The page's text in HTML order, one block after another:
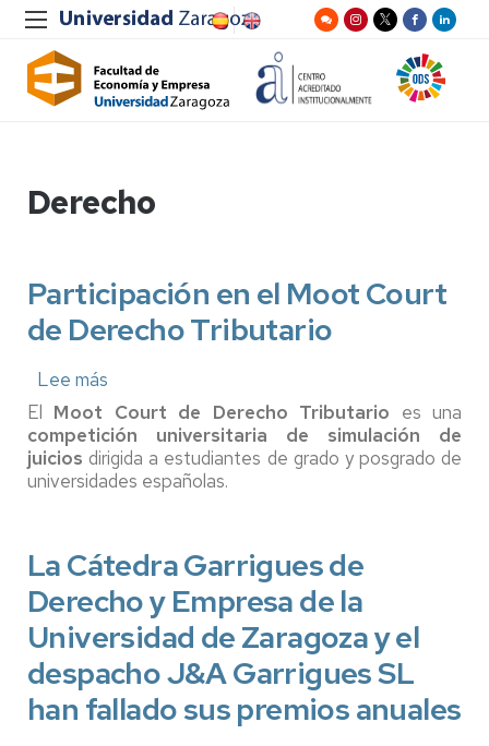
Derecho
Participación en el Moot Court
de Derecho Tributario
Lee más
Participación
en
el
Moot
Court
El Moot Court de Derecho Tributario es una
competición universitaria de simulación de
juicios dirigida a estudiantes de grado y posgrado de
universidades españolas.
La Cátedra Garrigues de
Derecho y Empresa de la
Universidad de Zaragoza y el
despacho J&A Garrigues SL
han fallado sus premios anuales